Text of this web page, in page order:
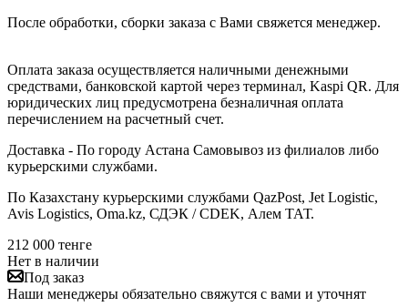
После обработки, сборки заказа с Вами свяжется менеджер.
Оплата заказа осуществляется наличными денежными
средствами, банковской картой через терминал, Kaspi QR. Для
юридических лиц предусмотрена безналичная оплата
перечислением на расчетный счет.
Доставка - По городу Астана Самовывоз из филиалов либо
курьерскими службами.
По Казахстану курьерскими службами QazPost, Jet Logistic,
Avis Logistics, Oma.kz, СДЭК / CDEK, Алем ТАТ.
212 000 тенге
Нет в наличии
Под заказ
Наши менеджеры обязательно свяжутся с вами и уточнят